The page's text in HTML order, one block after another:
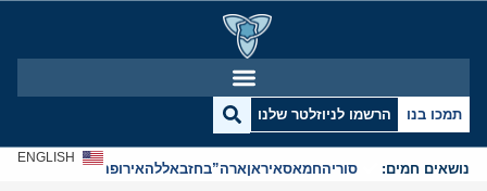
תמכו בנו הרשמו לניוזלטר שלנו
נושאים חמים: סוריהחמאסאיראןארה”בחזבאללהאירופהאנטישמיות
ENGLISH